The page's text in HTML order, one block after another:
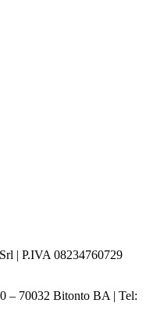
| P.IVA 08234760729
– 70032 Bitonto BA | Tel: